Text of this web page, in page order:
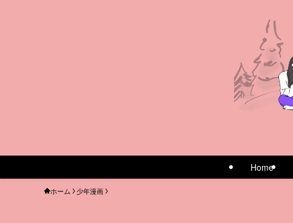
Home
ホーム 少年漫画